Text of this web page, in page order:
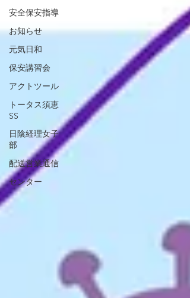
安全保安指導
お知らせ
元気日和
保安講習会
アクトツール
トータス須恵
SS
日陰経理女子
部
配送営業通信
センター